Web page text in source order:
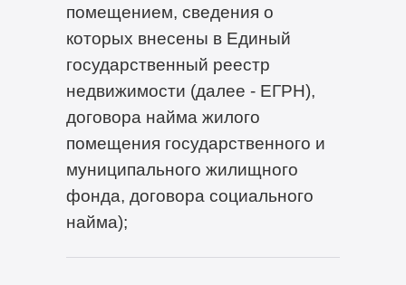
помещением, сведения о
которых внесены в Единый
государственный реестр
недвижимости (далее - ЕГРН),
договора найма жилого
помещения государственного и
муниципального жилищного
фонда, договора социального
найма);